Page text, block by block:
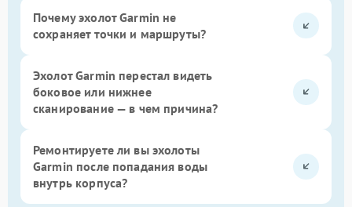
Почему эхолот Garmin не
сохраняет точки и маршруты?
Эхолот Garmin перестал видеть
боковое или нижнее
сканирование — в чем причина?
Ремонтируете ли вы эхолоты
Garmin после попадания воды
внутрь корпуса?